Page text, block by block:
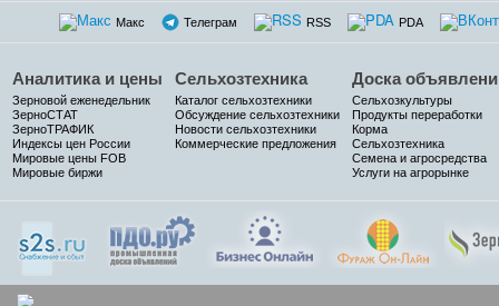
Макс Телеграм RSS PDA
Аналитика и цены
Зерновой еженедельник
ЗерноСТАТ
ЗерноТРАФИК
Индексы цен России
Мировые цены FOB
Мировые биржи
Сельхозтехника
Каталог сельхозтехники
Обсуждение сельхозтехники
Новости сельхозтехники
Коммерческие предложения
Доска
Сельхозкультуры
Продукты переработки
Корма
Сельхозтехника
Семена и агросредства
Услуги на агрорынке